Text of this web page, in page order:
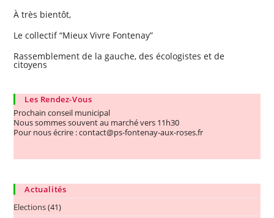
À très bientôt,
Le collectif “Mieux Vivre Fontenay”
Rassemblement de la gauche, des écologistes et de
citoyens
Les Rendez-Vous
Prochain conseil municipal
Nous sommes souvent au marché vers 11h30
Pour nous écrire : contact@ps-fontenay-aux-roses.fr
Actualités
Elections(41)